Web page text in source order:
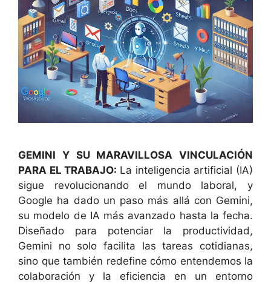
GEMINI Y SU MARAVILLOSA VINCULACIÓN
PARA EL TRABAJO: La inteligencia artificial (IA)
sigue revolucionando el mundo laboral, y
Google ha dado un paso más allá con Gemini,
su modelo de IA más avanzado hasta la fecha.
Diseñado para potenciar la productividad,
Gemini no solo facilita las tareas cotidianas,
sino que también redefine cómo entendemos la
colaboración y la eficiencia en un entorno